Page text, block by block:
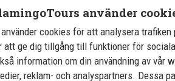
Picknick och Game Drive vid
Oliphant River
Sundowner med utsikt över
Prisbelönt lodge – Travellers
Choice 2023 och 2024
använder
cookies för att analysera
att ge dig tillgång till funktioner för
information om din användning av vår
reklam- och analyspartners. Dessa